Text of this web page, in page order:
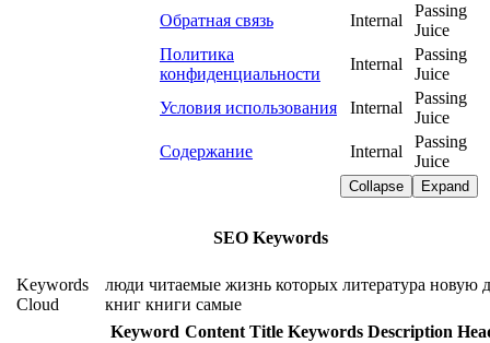
Обратная связь
Internal
Passing
Juice
Политика
конфиденциальности
Internal
Passing
Juice
Условия использования
Internal
Passing
Juice
Содержание
Internal
Passing
Juice
Expand
Collapse
SEO Keywords
Keywords
Cloud
люди читаемые жизнь которых литература новую
книг книги самые
Keyword Content Title Keywords Description